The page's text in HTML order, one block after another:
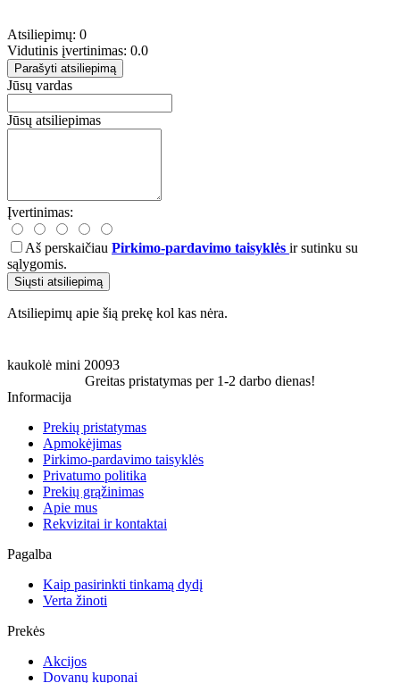
Atsiliepimų: 0
Vidutinis įvertinimas: 0.0
Parašyti atsiliepimą
Jūsų vardas
Jūsų atsiliepimas
Įvertinimas:
Aš perskaičiau Pirkimo-pardavimo taisyklės ir sutinku su
sąlygomis.
Siųsti atsiliepimą
Atsiliepimų apie šią prekę kol kas nėra.
kaukolė mini 20093
Greitas pristatymas per 1-2 darbo dienas!
Informacija
Prekių pristatymas
Apmokėjimas
Pirkimo-pardavimo taisyklės
Privatumo politika
Prekių grąžinimas
Apie mus
Rekvizitai ir kontaktai
Pagalba
Kaip pasirinkti tinkamą dydį
Verta žinoti
Prekės
Akcijos
Dovanų kuponai